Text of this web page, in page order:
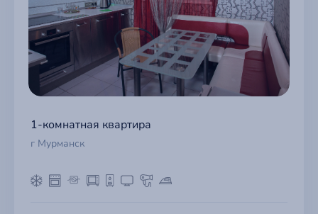
1-комнатная квартира
г Мурманск